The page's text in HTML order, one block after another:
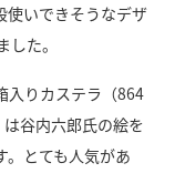
使いできそうなデザ
た。
入りカステラ（864
谷内六郎氏の絵を
。とても人気があ